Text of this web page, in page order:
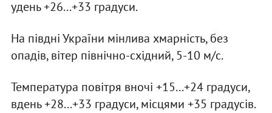
удень +26...+33 градуси.
На півдні України мінлива хмарність, без
опадів, вітер північно-східний, 5-10 м/с.
Температура повітря вночі +15...+24 градуси,
вдень +28...+33 градуси, місцями +35 градусів.